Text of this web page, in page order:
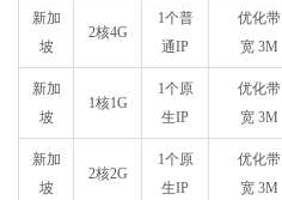
新加
坡
2核4G
1个普
通IP
优化带
宽 3M
新加
坡
1核1G
1个原
生IP
优化带
宽 3M
新加
坡
2核2G
1个原
生IP
优化带
宽 3M